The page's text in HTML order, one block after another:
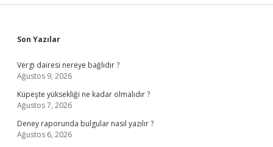
Sidebar
Son Yazılar
Vergi dairesi nereye bağlıdır ?
Ağustos 9, 2026
Küpeşte yüksekliği ne kadar olmalıdır ?
Ağustos 7, 2026
Deney raporunda bulgular nasıl yazılır ?
Ağustos 6, 2026